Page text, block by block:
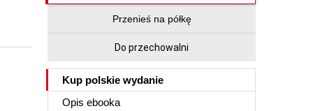
Przenieś na półkę
Do przechowalni
Kup polskie wydanie
Opis ebooka